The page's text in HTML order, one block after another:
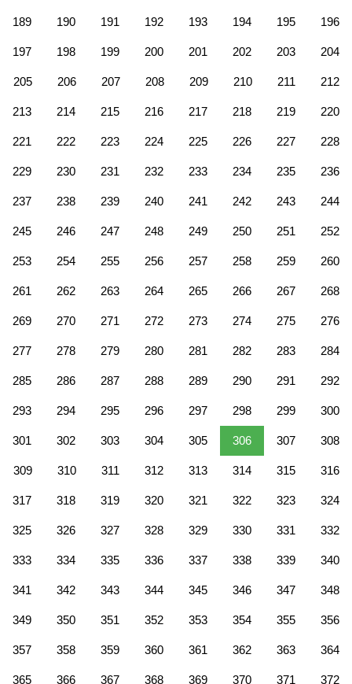
189 190 191 192 193 194 195 196
197 198 199 200 201 202 203 204
205 206 207 208 209 210 211 212
213 214 215 216 217 218 219 220
221 222 223 224 225 226 227 228
229 230 231 232 233 234 235 236
237 238 239 240 241 242 243 244
245 246 247 248 249 250 251 252
253 254 255 256 257 258 259 260
261 262 263 264 265 266 267 268
269 270 271 272 273 274 275 276
277 278 279 280 281 282 283 284
285 286 287 288 289 290 291 292
293 294 295 296 297 298 299 300
301 302 303 304 305 306 307 308
309 310 311 312 313 314 315 316
317 318 319 320 321 322 323 324
325 326 327 328 329 330 331 332
333 334 335 336 337 338 339 340
341 342 343 344 345 346 347 348
349 350 351 352 353 354 355 356
357 358 359 360 361 362 363 364
365 366 367 368 369 370 371 372